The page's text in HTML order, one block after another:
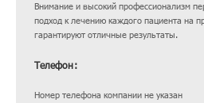
Внимание и высокий профессионализм
подход к лечению каждого пациента на
гарантируют отличные результаты.
Телефон:
Номер телефона компании не указан